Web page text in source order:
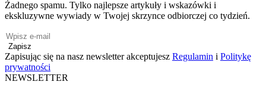
Żadnego spamu. Tylko najlepsze artykuły i wskazówki i
ekskluzywne wywiady w Twojej skrzynce odbiorczej co tydzień.
Zapisz
Zapisując się na nasz newsletter akceptujesz Regulamin i Politykę
prywatności
NEWSLETTER